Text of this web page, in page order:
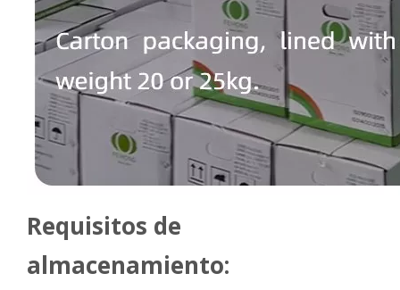
Requisitos de
almacenamiento: